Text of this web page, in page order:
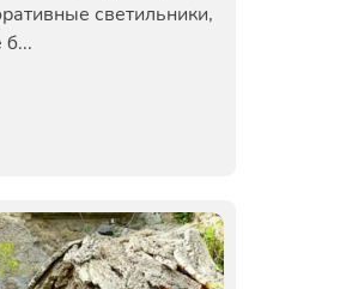
светильники,
б...